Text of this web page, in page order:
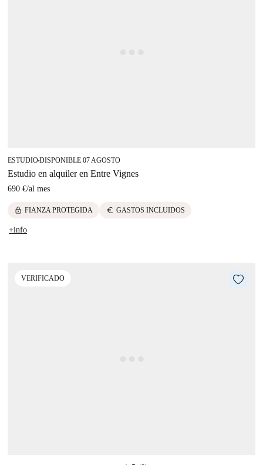
ESTUDIO■DISPONIBLE 07 AGOSTO
Estudio en alquiler en Entre Vignes
690 €/al mes
lock FIANZA PROTEGIDA euro GASTOS INCLUIDOS
+info
VERIFICADO